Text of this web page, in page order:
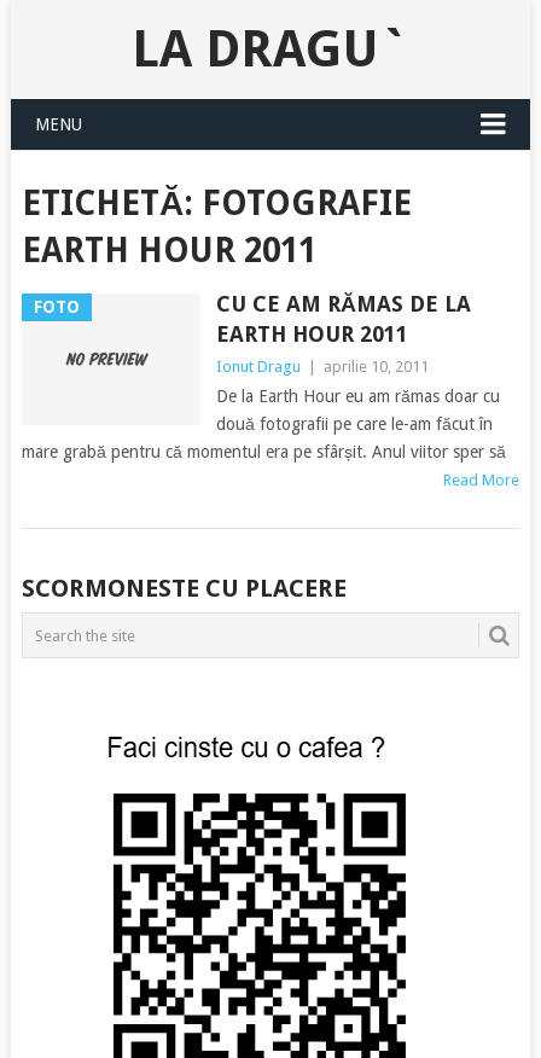
LA DRAGU`
MENU
ETICHETĂ: FOTOGRAFIE
EARTH HOUR 2011
FOTO
CU CE AM RĂMAS DE LA
EARTH HOUR 2011
Ionut Dragu aprilie 10, 2011
De la Earth Hour eu am rămas doar cu
două fotografii pe care le-am făcut în
mare grabă pentru că momentul era pe sfârșit. Anul viitor sper să
Read More
POSTS
NAVIGATION
SCORMONESTE CU PLACERE